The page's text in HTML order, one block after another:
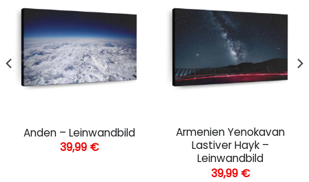
Anden – Leinwandbild
39,99 €
Armenien Yenokavan
Lastiver Hayk –
Leinwandbild
39,99 €